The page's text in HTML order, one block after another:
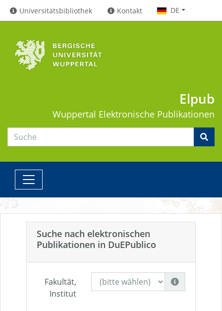
Universitätsbibliothek Kontakt DE
Elpub
Wuppertal Elektronische Publikationen
Suche nach elektronischen
Publikationen in DuEPublico
Fakultät,
Institut